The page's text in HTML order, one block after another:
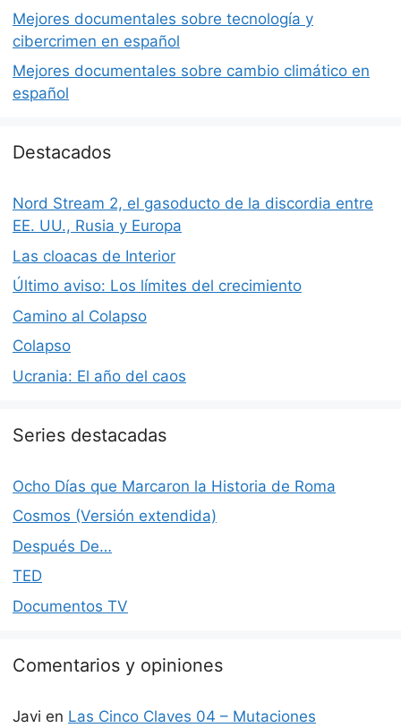
Mejores documentales sobre tecnología y
cibercrimen en español
Mejores documentales sobre cambio climático en
español
Destacados
Nord Stream 2, el gasoducto de la discordia entre
EE. UU., Rusia y Europa
Las cloacas de Interior
Último aviso: Los límites del crecimiento
Camino al Colapso
Colapso
Ucrania: El año del caos
Series destacadas
Ocho Días que Marcaron la Historia de Roma
Cosmos (Versión extendida)
Después De…
TED
Documentos TV
Comentarios y opiniones
Javi en Las Cinco Claves 04 – Mutaciones